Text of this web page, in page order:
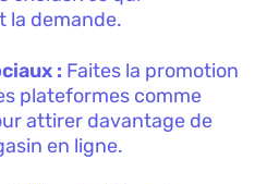
la demande.
: Faites la promotion
plateformes comme
attirer davantage de
en ligne.